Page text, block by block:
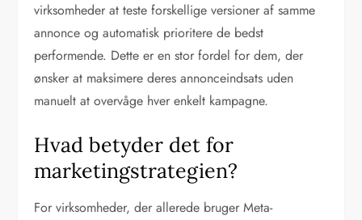
virksomheder at teste forskellige versioner af samme
annonce og automatisk prioritere de bedst
performende. Dette er en stor fordel for dem, der
ønsker at maksimere deres annonceindsats uden
manuelt at overvåge hver enkelt kampagne.
Hvad betyder det for
marketingstrategien?
For virksomheder, der allerede bruger Meta-